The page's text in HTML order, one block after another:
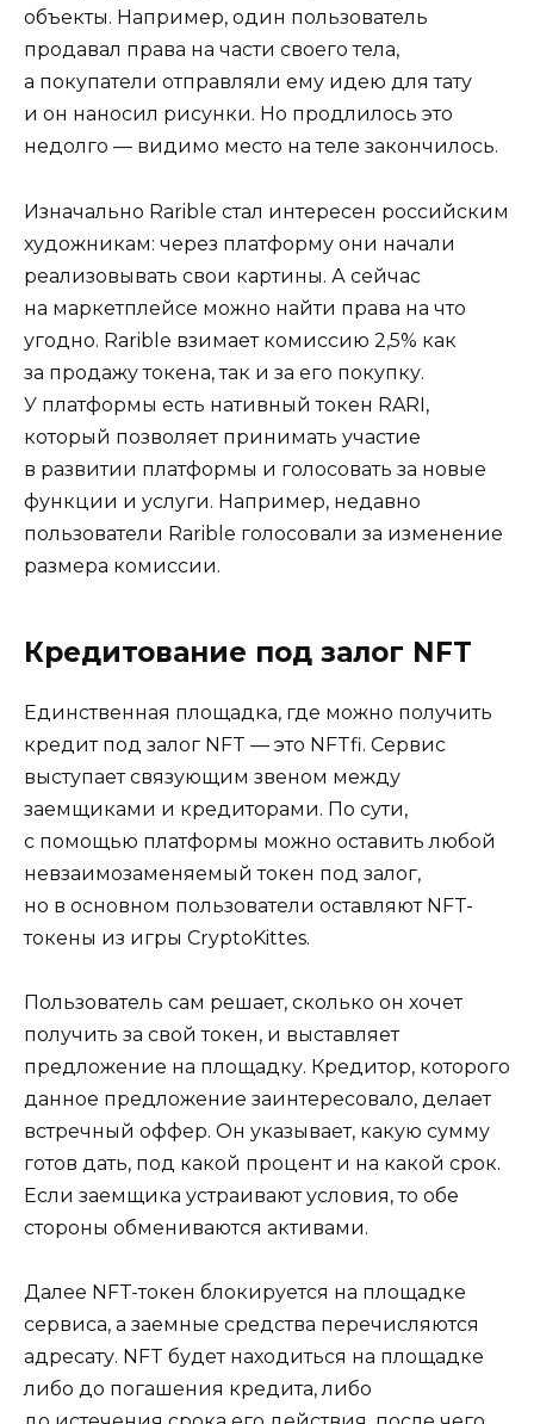
объекты. Например, один пользователь
продавал права на части своего тела,
а покупатели отправляли ему идею для тату
и он наносил рисунки. Но продлилось это
недолго — видимо место на теле закончилось.
Изначально Rarible стал интересен российским
художникам: через платформу они начали
реализовывать свои картины. А сейчас
на маркетплейсе можно найти права на что
угодно. Rarible взимает комиссию 2,5% как
за продажу токена, так и за его покупку.
У платформы есть нативный токен RARI,
который позволяет принимать участие
в развитии платформы и голосовать за новые
функции и услуги. Например, недавно
пользователи Rarible голосовали за изменение
размера комиссии.
Кредитование под залог NFT
Единственная площадка, где можно получить
кредит под залог NFT — это NFTfi. Сервис
выступает связующим звеном между
заемщиками и кредиторами. По сути,
с помощью платформы можно оставить любой
невзаимозаменяемый токен под залог,
но в основном пользователи оставляют NFT-
токены из игры CryptoKittes.
Пользователь сам решает, сколько он хочет
получить за свой токен, и выставляет
предложение на площадку. Кредитор, которого
данное предложение заинтересовало, делает
встречный оффер. Он указывает, какую сумму
готов дать, под какой процент и на какой срок.
Если заемщика устраивают условия, то обе
стороны обмениваются активами.
Далее NFT-токен блокируется на площадке
сервиса, а заемные средства перечисляются
адресату. NFT будет находиться на площадке
либо до погашения кредита, либо